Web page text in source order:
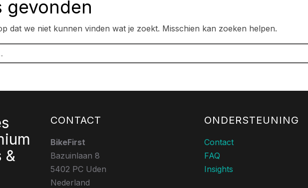
gevonden
dat we niet kunnen vinden wat je zoekt. Misschien kan zoeken helpen.
&
CONTACT
BikeFirst
Bazuinlaan 8
5402 PC Uden
Nederland
ONDERSTEUNING
Contact
FAQ
Insights